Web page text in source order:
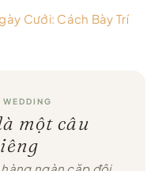
Cưới: Cách Bày Trí
một câu